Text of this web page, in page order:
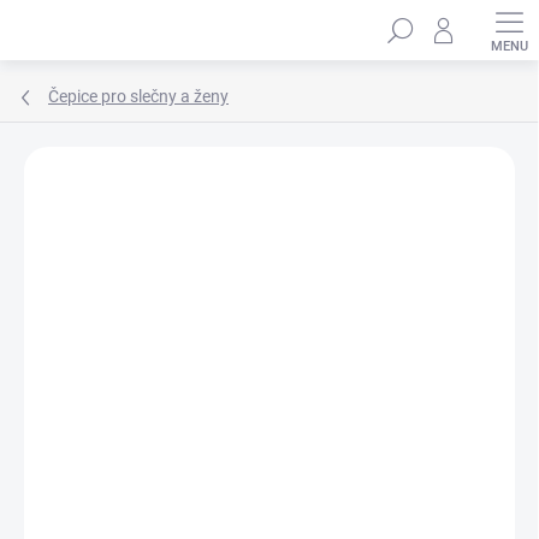
Hledat
Čepice pro slečny a ženy